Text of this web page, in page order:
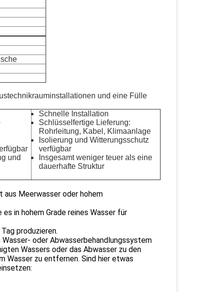
und eine Fülle
und
Schnelle Installation
Schlüsselfertige Lieferung:
Rohrleitung, Kabel, Klimaanlage
Isolierung und Witterungsschutz
verfügbar
Insgesamt weniger teuer als eine
dauerhafte Struktur
Meerwasser oder hohem
in hohem Grade reines Wasser für
produzieren.
oder Abwasserbehandlungssystem
Wassers oder das Abwasser zu den
Wasser zu entfernen. Sind hier etwas